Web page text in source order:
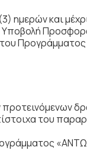
ημερών και μέχρι
Υποβολή
Προγράμματος
προτεινόμενων
του